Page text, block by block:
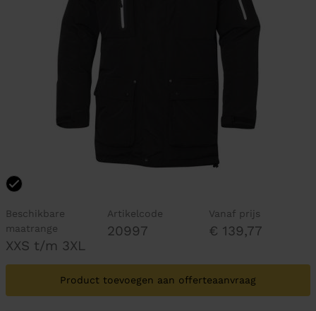
Beschikbare
maatrange
XXS t/m 3XL
Artikelcode
20997
Vanaf prijs
€ 139,77
Product toevoegen aan offerteaanvraag